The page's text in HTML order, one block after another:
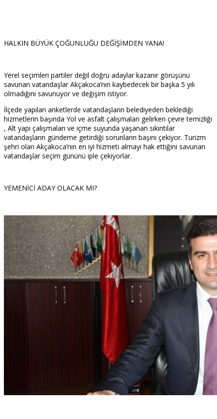
HALKIN BÜYÜK ÇOĞUNLUĞU DEĞİŞİMDEN YANA!
Yerel seçimleri partiler değil doğru adaylar kazanır görüşünü
savunan vatandaşlar Akçakoca’nın kaybedecek bir başka 5 yılı
olmadığını savunuyor ve değişim istiyor.
İlçede yapılan anketlerde vatandaşların belediyeden beklediği
hizmetlerin başında Yol ve asfalt çalışmaları gelirken çevre temizliği
, Alt yapı çalışmaları ve içme suyunda yaşanan sıkıntılar
vatandaşların gündeme getirdiği sorunların başını çekiyor. Turizm
şehri olan Akçakoca’nın en iyi hizmeti almayı hak ettiğini savunan
vatandaşlar seçim gününü iple çekiyorlar.
YEMENİCİ ADAY OLACAK MI?